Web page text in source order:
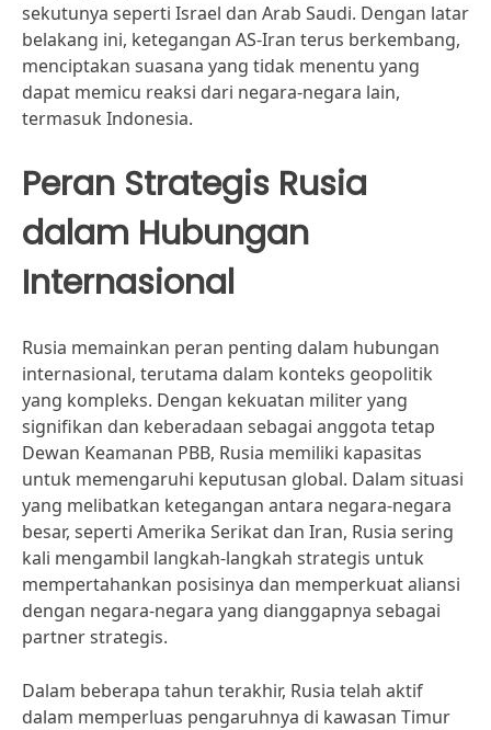
sekutunya seperti Israel dan Arab Saudi. Dengan latar
belakang ini, ketegangan AS-Iran terus berkembang,
menciptakan suasana yang tidak menentu yang
dapat memicu reaksi dari negara-negara lain,
termasuk Indonesia.
Peran Strategis Rusia
dalam Hubungan
Internasional
Rusia memainkan peran penting dalam hubungan
internasional, terutama dalam konteks geopolitik
yang kompleks. Dengan kekuatan militer yang
signifikan dan keberadaan sebagai anggota tetap
Dewan Keamanan PBB, Rusia memiliki kapasitas
untuk memengaruhi keputusan global. Dalam situasi
yang melibatkan ketegangan antara negara-negara
besar, seperti Amerika Serikat dan Iran, Rusia sering
kali mengambil langkah-langkah strategis untuk
mempertahankan posisinya dan memperkuat aliansi
dengan negara-negara yang dianggapnya sebagai
partner strategis.
Dalam beberapa tahun terakhir, Rusia telah aktif
dalam memperluas pengaruhnya di kawasan Timur